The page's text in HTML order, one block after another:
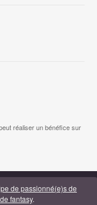
réaliser un bénéfice sur
de passionné(e)s de
fantasy.